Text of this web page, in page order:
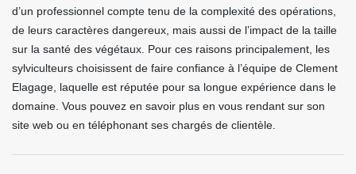
d’un professionnel compte tenu de la complexité des opérations,
de leurs caractères dangereux, mais aussi de l’impact de la taille
sur la santé des végétaux. Pour ces raisons principalement, les
sylviculteurs choisissent de faire confiance à l’équipe de Clement
Elagage, laquelle est réputée pour sa longue expérience dans le
domaine. Vous pouvez en savoir plus en vous rendant sur son
site web ou en téléphonant ses chargés de clientèle.